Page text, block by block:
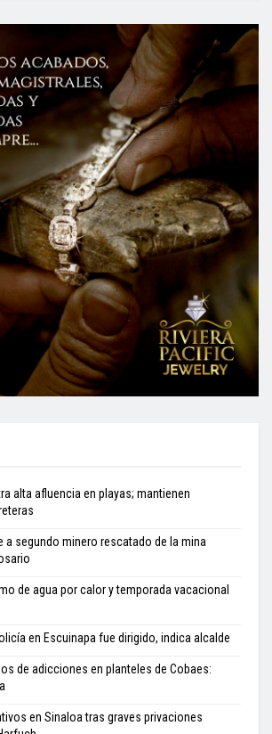
alta afluencia en playas; mantienen
a segundo minero rescatado de la mina
de agua por calor y temporada vacacional
en Escuinapa fue dirigido, indica alcalde
de adicciones en planteles de Cobaes:
en Sinaloa tras graves privaciones